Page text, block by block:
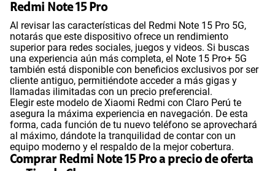
Redmi Note 15 Pro
Al revisar las características del Redmi Note 15 Pro 5G,
notarás que este dispositivo ofrece un rendimiento
superior para redes sociales, juegos y videos. Si buscas
una experiencia aún más completa, el Note 15 Pro+ 5G
también está disponible con beneficios exclusivos por ser
cliente antiguo, permitiéndote acceder a más gigas y
llamadas ilimitadas con un precio preferencial.
Elegir este modelo de Xiaomi Redmi con Claro Perú te
asegura la máxima experiencia en navegación. De esta
forma, cada función de tu nuevo teléfono se aprovechará
al máximo, dándote la tranquilidad de contar con un
equipo moderno y el respaldo de la mejor cobertura.
Comprar Redmi Note 15 Pro a precio de oferta